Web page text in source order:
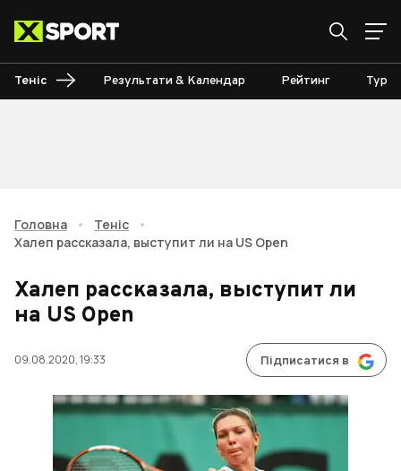
Теніс Результати & Календар Рейтинг
Головна • Теніс
•
Халеп рассказала, выступит ли на US Open
Халеп рассказала, выступит ли
на US Open
09.08.2020, 19:33 Підписатися в